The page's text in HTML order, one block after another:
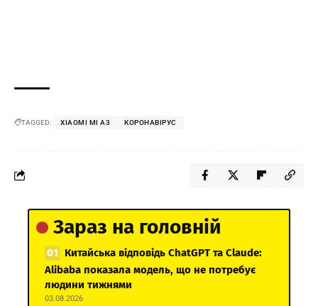
TAGGED: XIAOMI MI A3 КОРОНАВІРУС
Зараз на головній
Китайська відповідь ChatGPT та Claude:
Alibaba показала модель, що не потребує
людини тижнями
03.08.2026